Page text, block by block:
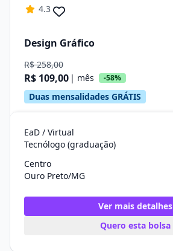
4.3
Design Gráfico
R$ 258,00
R$ 109,00 | mês -58%
Duas mensalidades GRÁTIS
EaD / Virtual
Tecnólogo (graduação)
Centro
Ouro Preto/MG
Ver mais detalhes
Quero esta bolsa